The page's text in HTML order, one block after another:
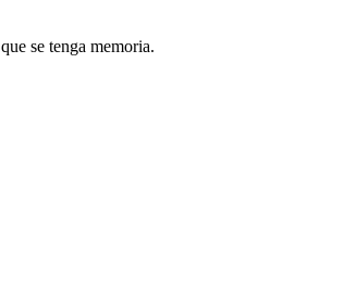
se tenga memoria.